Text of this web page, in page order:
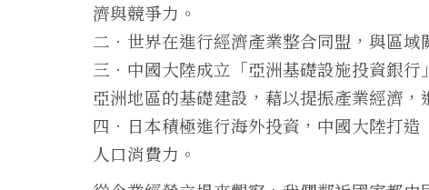
濟與競爭力。
二．世界在進行經濟產業整合同盟，與區域
三．中國大陸成立「亞洲基礎設施投資銀
亞洲地區的基礎建設，藉以提振產業經濟，
四．日本積極進行海外投資，中國大陸打
人口消費力。